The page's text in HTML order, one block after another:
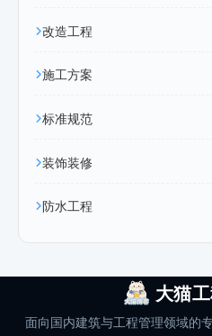
改造工程
施工方案
标准规范
装饰装修
防水工程
大猫
面向国内建筑与工程管理领域的